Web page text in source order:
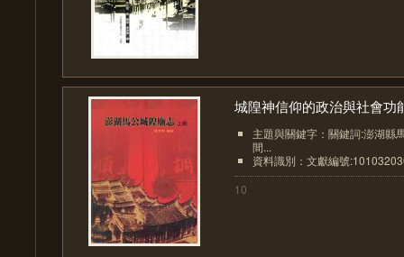
城隍神信仰的政治與社會功
主題與關鍵字：關鍵詞:澎湖縣
間...
資料識別：文獻編號
10